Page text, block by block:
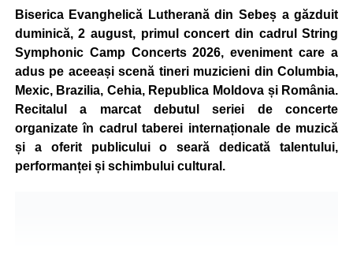
celor aflați la început de drum, cât și celor cu experiență în
mountain bike. La finalul întrecerii, cei mai bine clasați
concurenți vor fi recompensați cu premii în bani și premii
oferite de partenerii evenimentului.
Înaintea zilei de concurs, participanții își vor putea ridica
numerele de concurs, confirma înscrierile online sau se
vor putea înscrie direct la competiție în cadrul Punctului
Oficial de Înscrieri și Informații (Race Office), care va
funcționa după următorul program:
Biserica Evanghelică Lutherană din Sebeș a găzduit
duminică, 2 august, primul concert din cadrul String
Symphonic Camp Concerts 2026, eveniment care a
adus pe aceeași scenă tineri muzicieni din Columbia,
Mexic, Brazilia, Cehia, Republica Moldova și România.
Recitalul a marcat debutul seriei de concerte
organizate în cadrul taberei internaționale de muzică
și a oferit publicului o seară dedicată talentului,
performanței și schimbului cultural.